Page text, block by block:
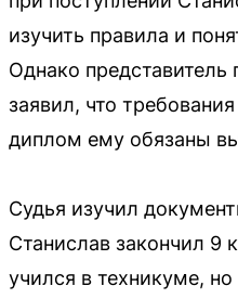
изучить правила и
Однако
заявил, что
диплом ему обязаны
Судья изучил
Станислав закончил 9
учился в техникуме,